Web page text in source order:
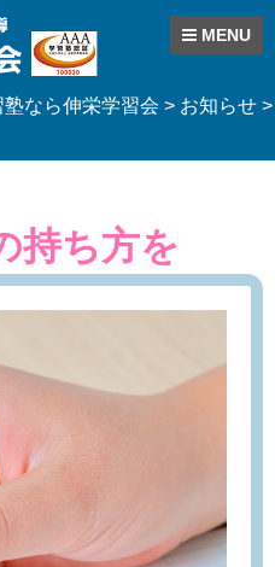
MENU
なら伸栄学習会 > お知らせ >
持ち方を